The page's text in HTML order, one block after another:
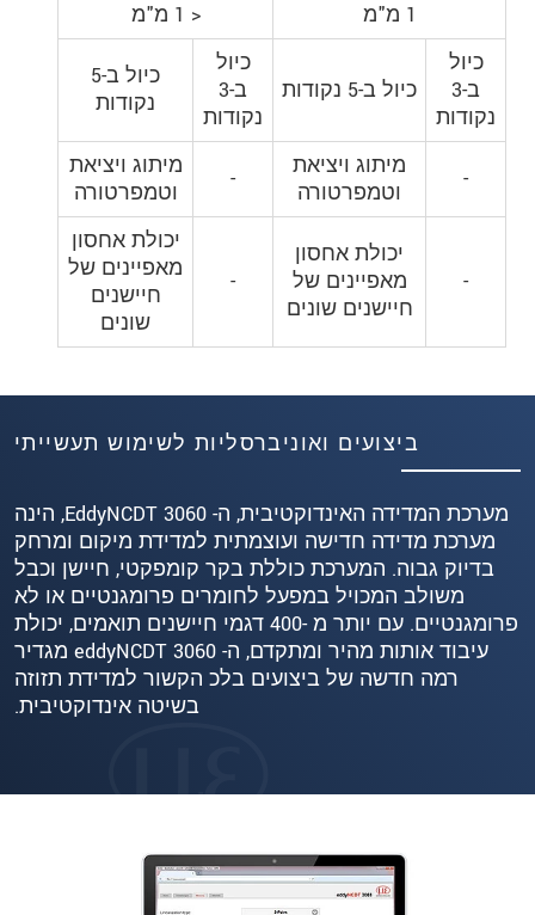
1 מ"מ
< 1 מ"מ
כיול
ב-3
נקודות
כיול ב-5 נקודות
כיול
ב-3
נקודות
כיול ב-5
נקודות
-
מיתוג ויציאת
וטמפרטורה
-
מיתוג ויציאת
וטמפרטורה
-
יכולת אחסון
מאפיינים של
חיישנים שונים
-
יכולת אחסון
מאפיינים של
חיישנים
שונים
ביצועים ואוניברסליות לשימוש תעשייתי
מערכת המדידה האינדוקטיבית, ה- EddyNCDT 3060, הינה
מערכת מדידה חדישה ועוצמתית למדידת מיקום ומרחק
בדיוק גבוה. המערכת כוללת בקר קומפקטי, חיישן וכבל
משולב המכויל במפעל לחומרים פרומגנטיים או לא
פרומגנטיים. עם יותר מ -400 דגמי חיישנים תואמים, יכולת
עיבוד אותות מהיר ומתקדם, ה- eddyNCDT 3060 מגדיר
רמה חדשה של ביצועים בלכ הקשור למדידת תזוזה
בשיטה אינדוקטיבית.